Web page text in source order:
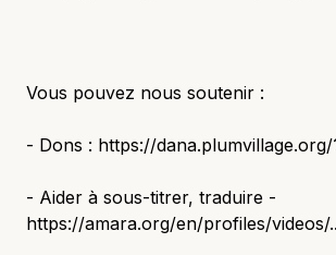
Vous pouvez nous soutenir :
- Dons : https://
- Aider à sous-titrer, traduire -
https://amara.org/en/profiles/videos/